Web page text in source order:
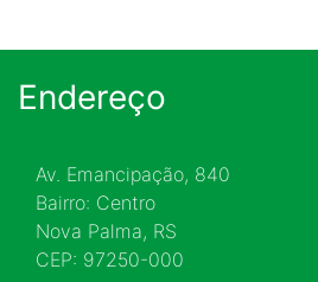
Endereço
Av. Emancipação, 840
Bairro: Centro
Nova Palma, RS
CEP: 97250-000